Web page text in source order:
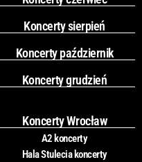
Koncerty sierpień
Koncerty październik
Koncerty grudzień
Koncerty Wrocław
A2 koncerty
Hala Stulecia koncerty